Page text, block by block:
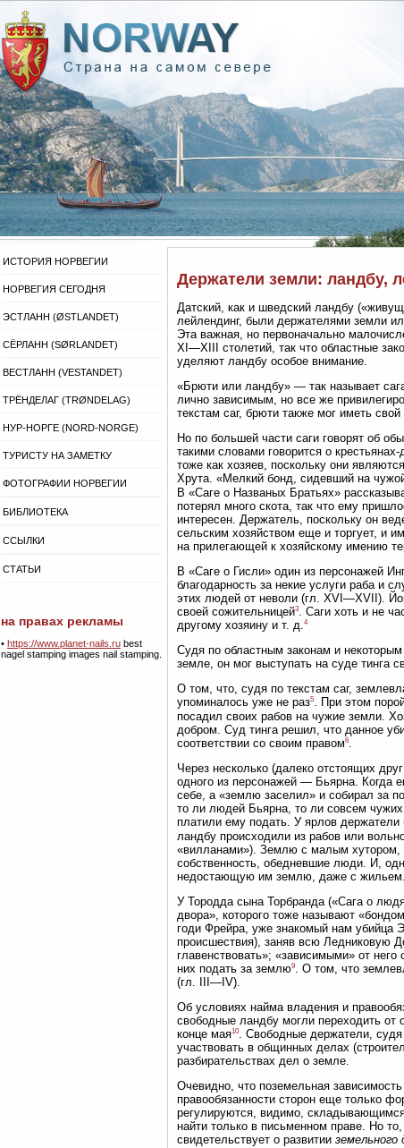
ИСТОРИЯ НОРВЕГИИ
НОРВЕГИЯ СЕГОДНЯ
ЭСТЛАНН (ØSTLANDET)
СЁРЛАНН (SØRLANDET)
ВЕСТЛАНН (VESTANDET)
ТРЁНДЕЛАГ (TRØNDELAG)
НУР-НОРГЕ (NORD-NORGE)
ТУРИСТУ НА ЗАМЕТКУ
ФОТОГРАФИИ НОРВЕГИИ
БИБЛИОТЕКА
ССЫЛКИ
СТАТЬИ
на правах рекламы
• https://www.planet-nails.ru best
nagel stamping images nail stamping.
Держатели земли: ландбу,
Датский, как и шведский ландбу
лейлендинг, были держателями земли
Эта важная, но первоначально
XI—XIII столетий, так что областные
уделяют ландбу особое внимание.
«Брюти или ландбу» — так называет
лично зависимым, но все же
текстам саг, брюти также мог иметь свой
Но по большей части саги говорят об
такими словами говорится о
тоже как хозяев, поскольку они
Хрута. «Мелкий бонд, сидевший на
В «Саге о Названых Братьях»
потерял много скота, так что ему
интересен. Держатель, поскольку он
сельским хозяйством еще и торгует, и
на прилегающей к хозяйскому имению
В «Саге о Гисли» один из персонажей
благодарность за некие услуги раба и
этих людей от неволи (гл. XVI—XVII).
своей сожительницей3
. Саги хоть и не
другому хозяину и т. д.4
Судя по областным законам и
земле, он мог выступать на суде тинга
О том, что, судя по текстам саг,
упоминалось уже не раз5. При этом
посадил своих рабов на чужие земли.
добром. Суд тинга решил, что данное
соответствии со своим правом6
Через несколько (далеко отстоящих
одного из персонажей — Бьярна. Когда
себе, а «землю заселил» и собирал за
то ли людей Бьярна, то ли совсем
платили ему подать. У ярлов
ландбу происходили из рабов или
«вилланами»). Землю с малым хутором,
собственность, обедневшие люди. И,
недостающую им землю, даже с жильем.
У Тородда сына Торбранда («Сага о
двора», которого тоже называют
годи Фрейра, уже знакомый нам убийца
происшествия), заняв всю Ледниковую
главенствовать»; «зависимыми» от
них подать за землю9
. О том, что
(гл. III—IV).
Об условиях найма владения и
свободные ландбу могли переходить
конце мая10. Свободные держатели,
участвовать в общинных делах
разбирательствах дел о земле.
Очевидно, что поземельная
правообязанности сторон еще только
регулируются, видимо,
найти только в письменном праве. Но
свидетельствует о развитии земельного